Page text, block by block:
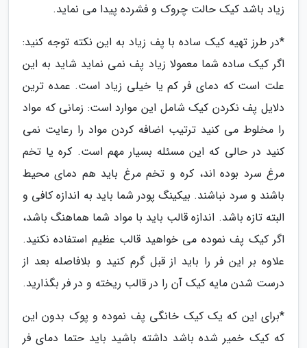
زیاد باشد کیک حالت چروک و فشرده پیدا می نماید.
*در طرز تهیه کیک ساده با پف زیاد به این نکته توجه کنید:
اگر کیک ساده شما معمولا زیاد پف نمی نماید شاید به این
علت است که دمای فر کم یا خیلی زیاد است. عمده ترین
دلایل پف نکردن کیک شامل این موارد است: زمانی که مواد
را مخلوط می کنید ترتیب اضافه کردن مواد را رعایت نمی
کنید در حالی که این مسئله بسیار مهم است. کره یا تخم
مرغ سرد بوده اند، کره و تخم مرغ باید هم دمای محیط
باشند و سرد نباشند. بیکینگ پودر شما باید به اندازه کافی و
البته تازه باشد. اندازه قالب باید با مواد شما هماهنگ باشد،
اگر کیک پف نموده می خواهید قالب عظیم استفاده نکنید.
علاوه بر این فر را باید از قبل گرم کنید و بلافاصله بعد از
درست شدن مایه کیک آن را در قالب ریخته و در فر بگذارید.
*برای این که یک کیک خانگی پف نموده و پوک بدون این
که کیک خمیر شده باشد داشته باشید باید حتما دمای فر